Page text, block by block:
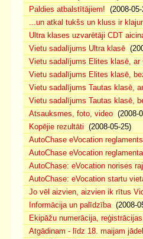
Paldies atbalstītājiem! (2008-
...un atkal tukšs un kluss ir
Ultra klases uzvarētāji CDT
Vietu sadalījums Ultra klasē
Vietu sadalījums Elites klasē, ar
Vietu sadalījums Elites klasē,
Vietu sadalījums Tautas klasē,
Vietu sadalījums Tautas klasē,
Atsauksmes, foto, video (2008-
Kopējie rezultāti (2008-05-25)
AutoChase eVocation reglaments
AutoChase eVocation
AutoChase: eVocation norises
AutoChase: eVocation startu
Jo vēl aizvien, aizvien ik rītus
Informācija un palīdzība(2008-
Ekipāžu numerācija,
Atgādinam - līdz 18. maijam